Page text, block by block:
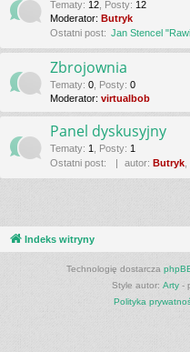
Tematy: 12 Posty: 12
Moderator: Butryk
Ostatni post: Jan Stencel
Zbrojownia
Tematy: 0 Posty: 0
Moderator: virtualbob
Panel dyskusyjny
Tematy: 1 Posty: 1
Ostatni post:
autor: Butryk
Indeks witryny
Technologię dostarcza
Style autor: Arty -
Polityka